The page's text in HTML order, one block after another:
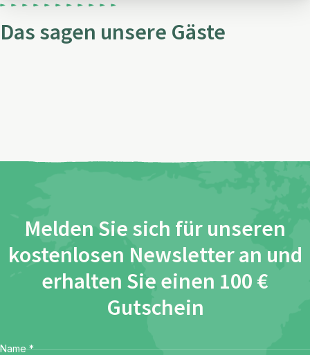
Das sagen unsere Gäste
Melden Sie sich für unseren
kostenlosen Newsletter an und
erhalten Sie einen 100 €
Gutschein
Name *